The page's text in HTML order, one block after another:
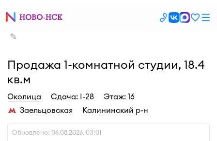
✎
Продажа 1-комнатной студии, 18.4
кв.м
Околица Cдача: I-28
Этаж: 16
Заельцовская
Калининский р-н
Обновлено: 06.08.2026, 03:01